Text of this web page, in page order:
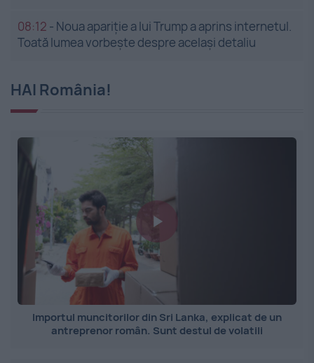
08:12 - Noua apariție a lui Trump a aprins internetul.
Toată lumea vorbește despre același detaliu
HAI România!
Importul muncitorilor din Sri Lanka, explicat de un
antreprenor român. Sunt destul de volatili